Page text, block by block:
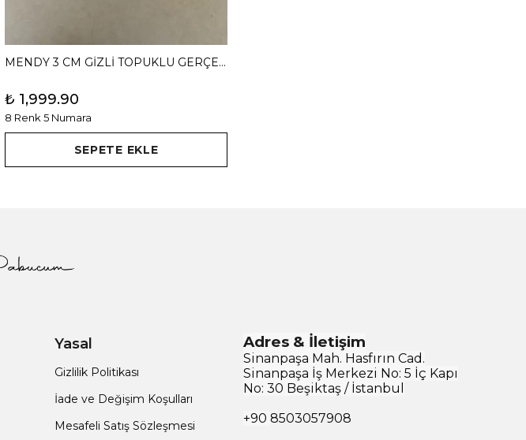
MENDY 3 CM GİZLİ TOPUKLU GERÇEK DERİ BABET
₺ 1,999.90
8 Renk 5 Numara
SEPETE EKLE
Yasal
Gizlilik Politikası
İade ve Değişim Koşulları
Mesafeli Satış Sözleşmesi
Adres & İletişim
Sinanpaşa Mah. Hasfırın Cad.
Sinanpaşa İş Merkezi No: 5 İç Kapı
No: 30 Beşiktaş / İstanbul
+90 8503057908